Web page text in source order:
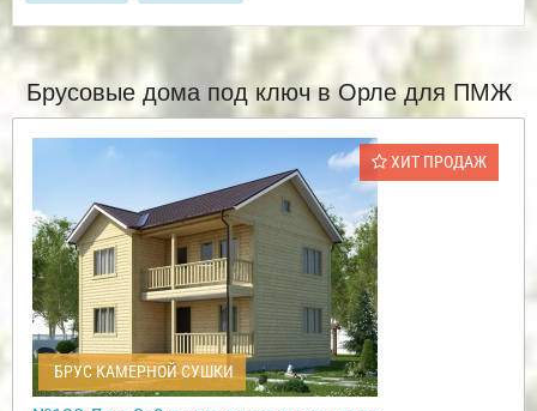
Брусовые дома под ключ в Орле для ПМЖ
ХИТ ПРОДАЖ
БРУС КАМЕРНОЙ СУШКИ